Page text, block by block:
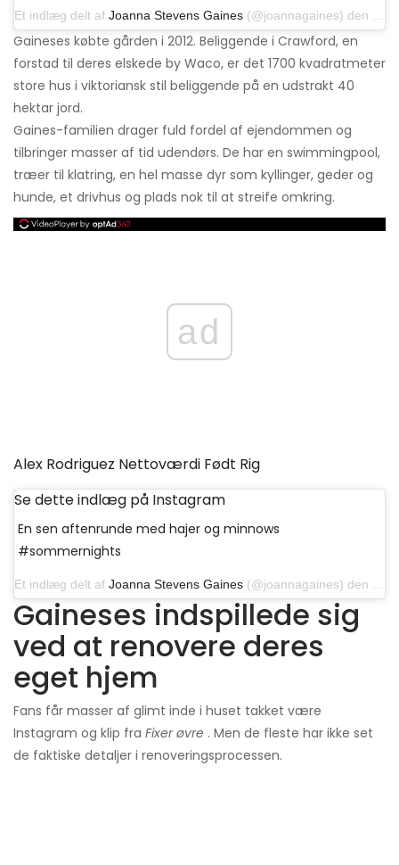
Et indlæg delt af Joanna Stevens Gaines (@joannagaines) den 6. januar 2015 kl. 07:14 PST
Gaineses købte gården i 2012. Beliggende i Crawford, en
forstad til deres elskede by Waco, er det 1700 kvadratmeter
store hus i viktoriansk stil beliggende på en udstrakt 40
hektar jord.
Gaines-familien drager fuld fordel af ejendommen og
tilbringer masser af tid udendørs. De har en swimmingpool,
træer til klatring, en hel masse dyr som kyllinger, geder og
hunde, et drivhus og plads nok til at streife omkring.
ad
Alex Rodriguez Nettoværdi Født Rig
Se dette indlæg på Instagram
En sen aftenrunde med hajer og minnows
#sommernights
Et indlæg delt af Joanna Stevens Gaines (@joannagaines) den 3. august 2018 kl. 19.49 PDT
Gaineses indspillede sig
ved at renovere deres
eget hjem
Fans får masser af glimt inde i huset takket være
Instagram og klip fra Fixer øvre . Men de fleste har ikke set
de faktiske detaljer i renoveringsprocessen.